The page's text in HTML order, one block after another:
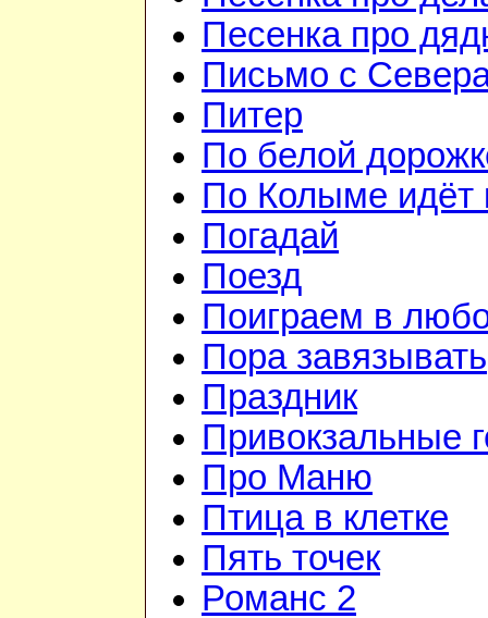
Песенка про
Письмо с
Питер
По белой
По Колыме идёт
Погадай
Поезд
Поиграем в
Пора завязывать
Праздник
Привокзальные
Про Маню
Птица в клетке
Пять точек
Романс 2